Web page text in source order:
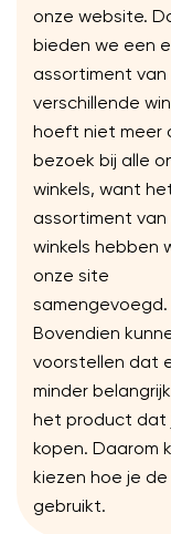
onze website.
bieden we een
assortiment van
verschillende
hoeft niet meer
bezoek bij alle
winkels, want
assortiment van
winkels hebben
onze site
samengevoegd.
Bovendien
voorstellen dat
minder
het product dat
kopen. Daarom
kiezen hoe je
gebruikt.